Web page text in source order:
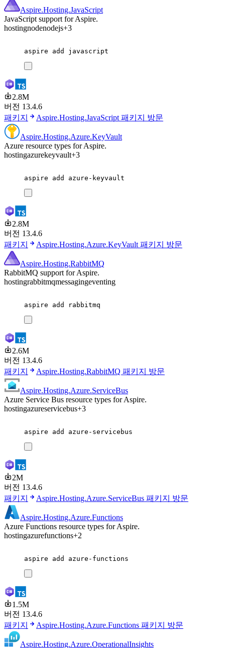
Aspire.Hosting.JavaScript
JavaScript support for Aspire.
hostingnodenodejs+3
aspire add javascript
2.8M
버전 13.4.6
패키지
Aspire.Hosting.JavaScript 패키지 방문
Aspire.Hosting.Azure.KeyVault
Azure resource types for Aspire.
hostingazurekeyvault+3
aspire add azure-keyvault
2.8M
버전 13.4.6
패키지
Aspire.Hosting.Azure.KeyVault 패키지 방문
Aspire.Hosting.RabbitMQ
RabbitMQ support for Aspire.
hostingrabbitmqmessagingeventing
aspire add rabbitmq
2.6M
버전 13.4.6
패키지
Aspire.Hosting.RabbitMQ 패키지 방문
Aspire.Hosting.Azure.ServiceBus
Azure Service Bus resource types for Aspire.
hostingazureservicebus+3
aspire add azure-servicebus
2M
버전 13.4.6
패키지
Aspire.Hosting.Azure.ServiceBus 패키지 방문
Aspire.Hosting.Azure.Functions
Azure Functions resource types for Aspire.
hostingazurefunctions+2
aspire add azure-functions
1.5M
버전 13.4.6
패키지
Aspire.Hosting.Azure.Functions 패키지 방문
Aspire.Hosting.Azure.OperationalInsights